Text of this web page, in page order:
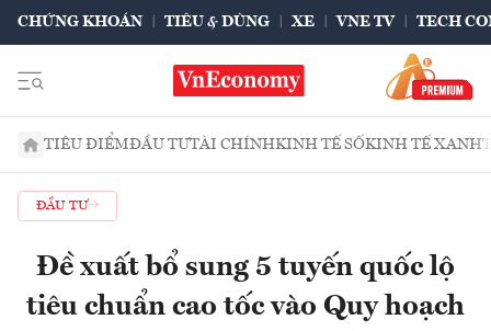
CHỨNG KHOÁN TIÊU & DÙNG XE VNE TV TECH
TIÊU ĐIỂMĐẦU TƯTÀI CHÍNHKINH TẾ SỐKINH TẾ XANH
ĐẦU TƯ
Đề xuất bổ sung 5 tuyến quốc lộ
tiêu chuẩn cao tốc vào Quy hoạch